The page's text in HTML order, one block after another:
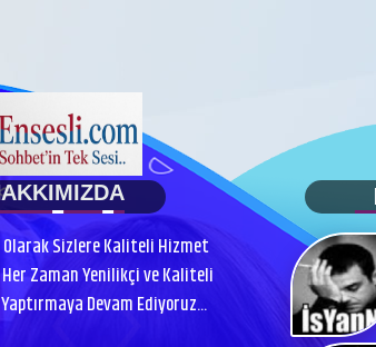
Sizlere Kaliteli Hizmet
Zaman Yenilikçi ve Kaliteli
Devam Ediyoruz...